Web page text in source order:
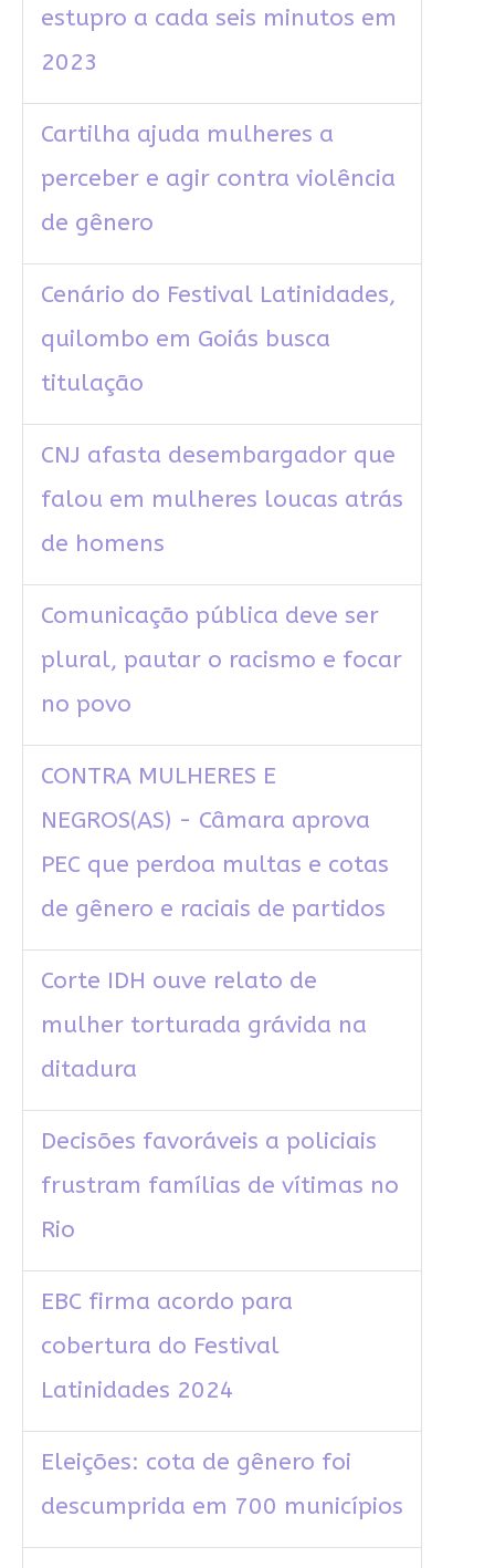
estupro a cada seis minutos em
2023
Cartilha ajuda mulheres a
perceber e agir contra violência
de gênero
Cenário do Festival Latinidades,
quilombo em Goiás busca
titulação
CNJ afasta desembargador que
falou em mulheres loucas atrás
de homens
Comunicação pública deve ser
plural, pautar o racismo e focar
no povo
CONTRA MULHERES E
NEGROS(AS) - Câmara aprova
PEC que perdoa multas e cotas
de gênero e raciais de partidos
Corte IDH ouve relato de
mulher torturada grávida na
ditadura
Decisões favoráveis a policiais
frustram famílias de vítimas no
Rio
EBC firma acordo para
cobertura do Festival
Latinidades 2024
Eleições: cota de gênero foi
descumprida em 700 municípios